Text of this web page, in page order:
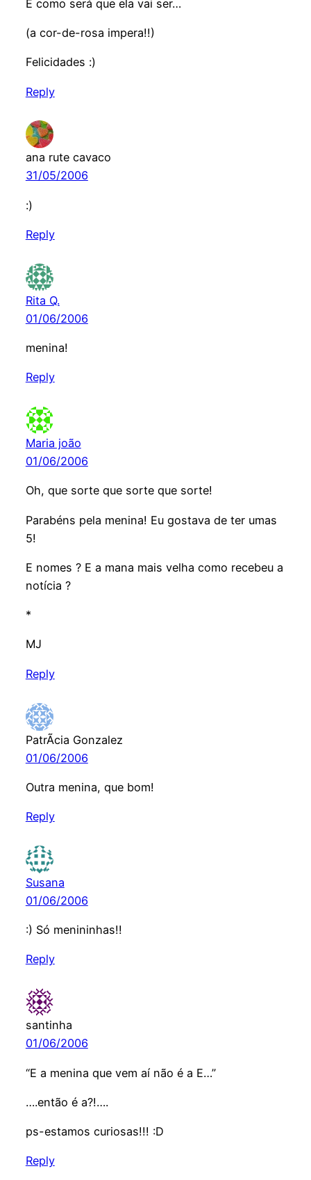
E como será que ela vai ser…
(a cor-de-rosa impera!!)
Felicidades :)
Reply
ana rute cavaco
31/05/2006
:)
Reply
Rita Q.
01/06/2006
menina!
Reply
Maria joão
01/06/2006
Oh, que sorte que sorte que sorte!
Parabéns pela menina! Eu gostava de ter umas
5!
E nomes ? E a mana mais velha como recebeu a
notícia ?
*
MJ
Reply
PatrÃ­cia Gonzalez
01/06/2006
Outra menina, que bom!
Reply
Susana
01/06/2006
:) Só menininhas!!
Reply
santinha
01/06/2006
“E a menina que vem aí não é a E…”
….então é a?!….
ps-estamos curiosas!!! :D
Reply